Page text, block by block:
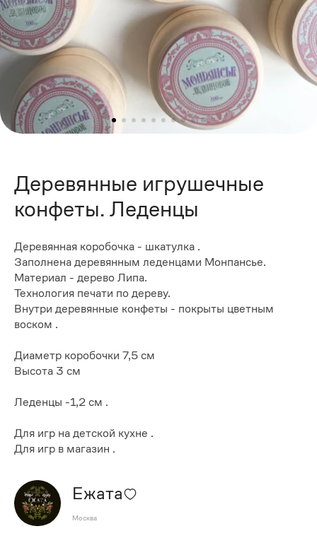
Деревянные игрушечные
конфеты. Леденцы
Деревянная коробочка - шкатулка .
Заполнена деревянным леденцами Монпансье.
Материал - дерево Липа.
Технология печати по дереву.
Внутри деревянные конфеты - покрыты цветным
воском .
Диаметр коробочки 7,5 см
Высота 3 см
Леденцы -1,2 см .
Для игр на детской кухне .
Для игр в магазин .
Ежата
Москва